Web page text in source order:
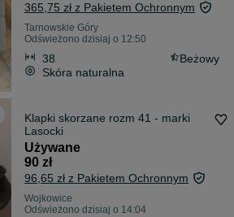
365,75 zł z Pakietem Ochronnym
Tarnowskie Góry
Odświeżono dzisiaj o 12:50
38
Beżowy
Skóra naturalna
Klapki skorzane rozm 41 - marki
Lasocki
Używane
90 zł
96,65 zł z Pakietem Ochronnym
Wojkowice
Odświeżono dzisiaj o 14:04